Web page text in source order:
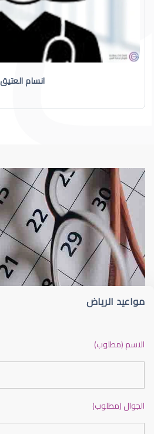
انسام العتيق
آلاء محمد عمر الخضر
أخصائي بصريات
مواعيد الرياض
الاسم (مطلوب)
الجوال (مطلوب)